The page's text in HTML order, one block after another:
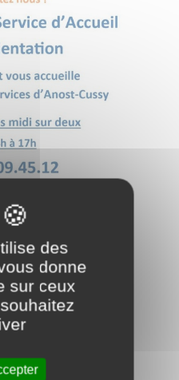
au08/04/24 à 17:00
accueil et
lundi sur deux
25/03
des
donne
sur ceux